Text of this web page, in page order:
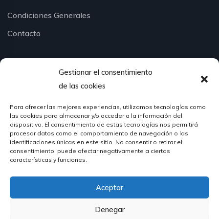
Gestionar el consentimiento
de las cookies
Para ofrecer las mejores experiencias, utilizamos tecnologías como
las cookies para almacenar y/o acceder a la información del
dispositivo. El consentimiento de estas tecnologías nos permitirá
procesar datos como el comportamiento de navegación o las
identificaciones únicas en este sitio. No consentir o retirar el
consentimiento, puede afectar negativamente a ciertas
características y funciones.
Aceptar
Denegar
Condiciones Generales
Contacto
¿Hablamos?
624 51 12 10
info@hosteleriasantander.com
© 2026 Hostelería Santander | Powered byDIGIDISA